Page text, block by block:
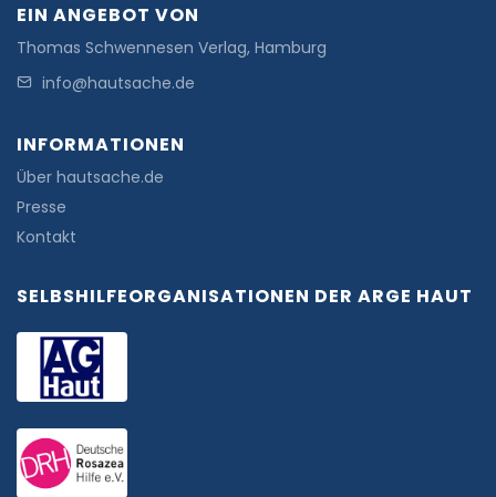
EIN ANGEBOT VON
Thomas Schwennesen Verlag, Hamburg
info@hautsache.de
INFORMATIONEN
Über hautsache.de
Presse
Kontakt
SELBSHILFEORGANISATIONEN DER ARGE HAUT